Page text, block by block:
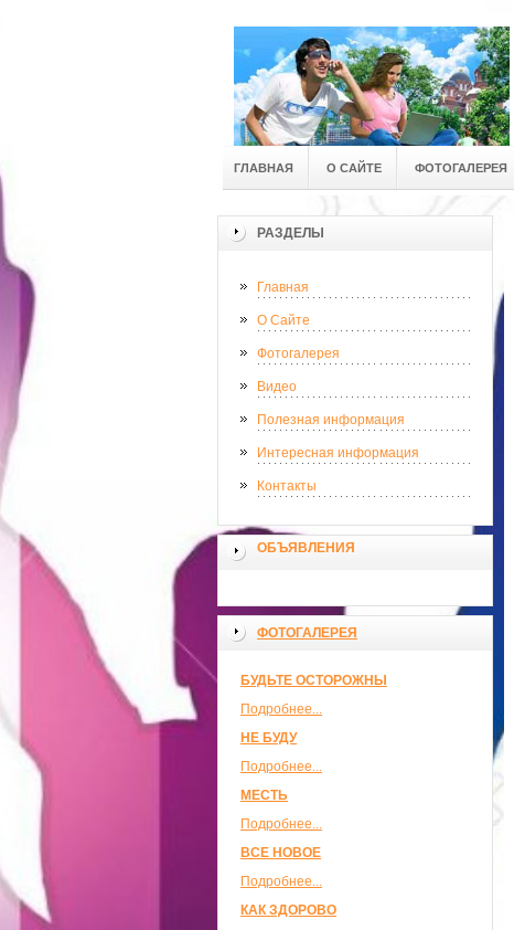
ГЛАВНАЯ О САЙТЕ ФОТОГАЛЕРЕЯ
РАЗДЕЛЫ
Главная
О Сайте
Фотогалерея
Видео
Полезная информация
Интересная информация
Контакты
ОБЪЯВЛЕНИЯ
ФОТОГАЛЕРЕЯ
БУДЬТЕ ОСТОРОЖНЫ
Подробнее...
НЕ БУДУ
Подробнее...
МЕСТЬ
Подробнее...
ВСЕ НОВОЕ
Подробнее...
КАК ЗДОРОВО